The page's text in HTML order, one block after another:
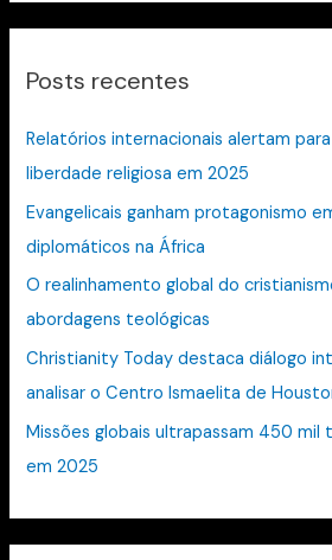
u
s
a
r
p
o
r
:
Posts recentes
Relatórios internacionais alertam
liberdade religiosa em 2025
Evangelicais ganham protagonismo
diplomáticos na África
O realinhamento global do
abordagens teológicas
Christianity Today destaca diálogo
analisar o Centro Ismaelita de
Missões globais ultrapassam 450 mil
em 2025